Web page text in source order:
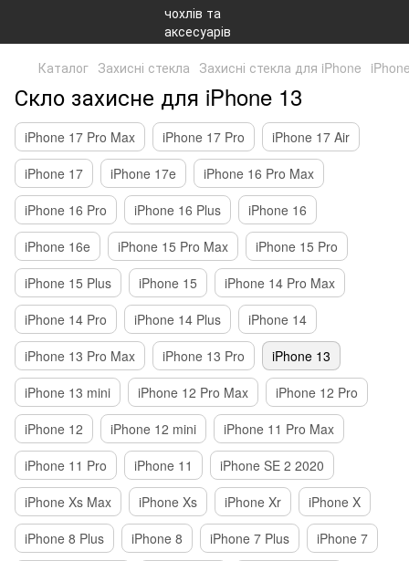
Каталог Захисні стекла Захисні стекла для iPhone
Скло захисне для iPhone 13
iPhone 17 Pro Max iPhone 17 Pro
iPhone 17 Air
iPhone 17
iPhone 17e
iPhone 16 Pro Max
iPhone 16 Pro
iPhone 16 Plus
iPhone 16
iPhone 16e
iPhone 15 Pro Max
iPhone 15 Pro
iPhone 15 Plus
iPhone 15
iPhone 14 Pro Max
iPhone 14 Pro
iPhone 14 Plus
iPhone 14
iPhone 13 Pro Max
iPhone 13 Pro
iPhone 13
iPhone 13 mini
iPhone 12 Pro Max
iPhone 12 Pro
iPhone 12
iPhone 12 mini
iPhone 11 Pro Max
iPhone 11 Pro
iPhone 11
iPhone SE 2 2020
iPhone Xs Max
iPhone Xs iPhone Xr
iPhone X
iPhone 8 Plus
iPhone 8 iPhone 7 Plus
iPhone 7